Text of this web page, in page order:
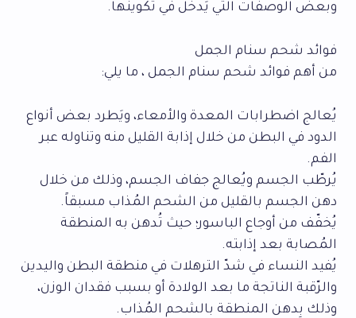
وبعض الوصفات التي يَدخل في تكوينها.
فوائد شحم سنام الجمل
من أهم فوائد شحم سنام الجمل ، ما يلي:
يُعالج اضطرابات المعدة والأمعاء، ويَطرد بعض أنواع
الدود في البطن من خلال إذابة القليل منه وتناوله عبر
الفم.
يُرطّب الجسم ويُعالج جفاف الجسم، وذلك من خلال
دهن الجسم بالقليل من الشحم المُذاب مسبقاً.
يُخفّف من أوجاع الباسور؛ حيث تُدهن به المنطقة
المُصابة بعد إذابته.
يُفيد النساء في شدّ الترهلات في منطقة البطن واليدين
والرّقبة الناتجة ما بعد الولادة أو بسبب فقدان الوزن،
وذلك بِدهن المنطقة بالشحم المُذاب.